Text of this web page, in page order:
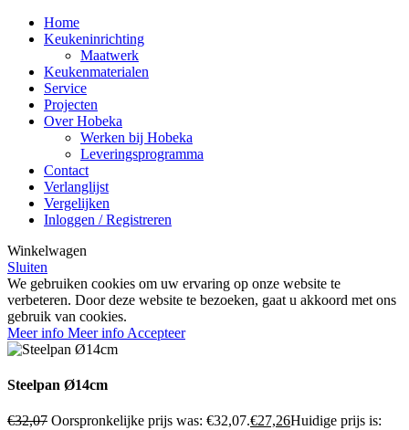
Home
Keukeninrichting
Maatwerk
Keukenmaterialen
Service
Projecten
Over Hobeka
Werken bij Hobeka
Leveringsprogramma
Contact
Verlanglijst
Vergelijken
Inloggen / Registreren
Winkelwagen
Sluiten
We gebruiken cookies om uw ervaring op onze website te
verbeteren. Door deze website te bezoeken, gaat u akkoord met ons
gebruik van cookies.
Meer info Meer info Accepteer
Steelpan Ø14cm
€32,07 Oorspronkelijke prijs was: €32,07.€27,26Huidige prijs is: